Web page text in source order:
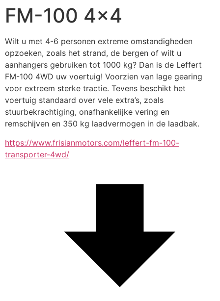
FM-100 4x4
Wilt u met 4-6 personen extreme omstandigheden
opzoeken, zoals het strand, de bergen of wilt u
aanhangers gebruiken tot 1000 kg? Dan is de Leffert
FM-100 4WD uw voertuig! Voorzien van lage gearing
voor extreem sterke tractie. Tevens beschikt het
voertuig standaard over vele extra’s, zoals
stuurbekrachtiging, onafhankelijke vering en
remschijven en 350 kg laadvermogen in de laadbak.
https://www.frisianmotors.com/leffert-fm-100-
transporter-4wd/